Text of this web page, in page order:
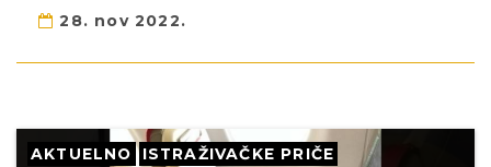
28. nov 2022.
AKTUELNO
ISTRAŽIVAČKE PRIČE